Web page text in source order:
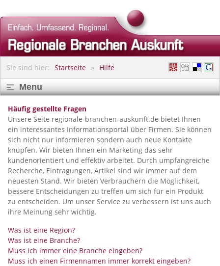
Sie sind hier: Startseite Hilfe
Menu
Häufig gestellte Fragen
Unsere Seite regionale-branchen-auskunft.de bietet Ihnen
ein interessantes Informationsportal über Firmen. Sie können
sich nicht nur informieren sondern auch neue Kontakte
knüpfen. Wir bieten Ihnen ein Marketing das sehr
kundenorientiert und effektiv arbeitet. Durch umpfangreiche
Recherche, Eintragungen, Artikel sind wir immer auf dem
neuesten Stand. Wir bieten Verbrauchern die Möglichkeit,
bessere Entscheidungen zu treffen um sich für ein Produkt
zu entscheiden. Um unser Service zu verbessern ist uns auch
ihre Meinung sehr wichtig.
Was ist eine Region?
Was ist eine Branche?
Muss ich immer eine Branche eingeben?
Muss ich einen Firmennamen immer korrekt eingeben?